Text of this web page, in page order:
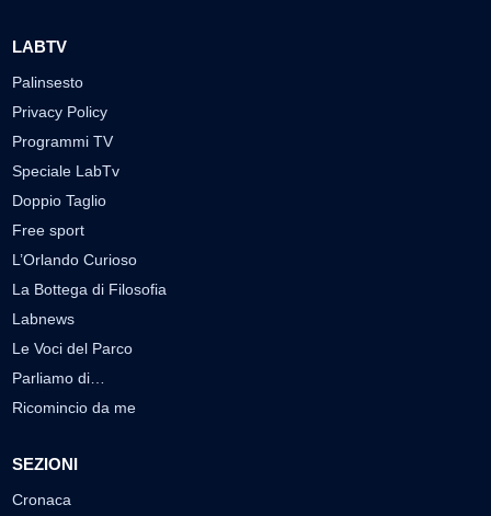
LABTV
Palinsesto
Privacy Policy
Programmi TV
Speciale LabTv
Doppio Taglio
Free sport
L’Orlando Curioso
La Bottega di Filosofia
Labnews
Le Voci del Parco
Parliamo di…
Ricomincio da me
SEZIONI
Cronaca